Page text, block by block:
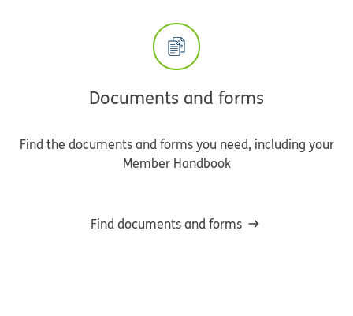
Documents and forms
Find the documents and forms you need, including your
Member Handbook
Find documents and forms